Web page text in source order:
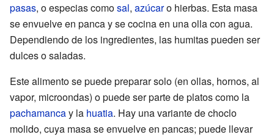
pasas, o especias comosal, azúcaro hierbas. Esta masa
se envuelve en panca y se cocina en una olla con agua.
Dependiendo de los ingredientes, las humitas pueden ser
dulces o saladas.
Este alimento se puede preparar solo (en ollas, hornos, al
vapor, microondas) o puede ser parte de platos como la
pachamancay la huatia. Hay una variante de choclo
molido, cuya masa se envuelve en pancas; puede llevar